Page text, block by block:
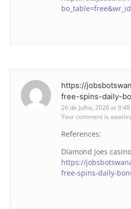
https://
free-spins-daily-
26 de Julho, 2026 at
Your comment is
References:
Diamond joes casino
https://
free-spins-daily-